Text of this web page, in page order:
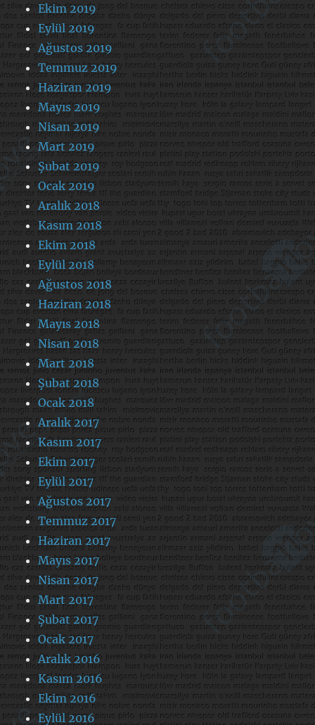
Ekim 2019
Eylül 2019
Ağustos 2019
Temmuz 2019
Haziran 2019
Mayıs 2019
Nisan 2019
Mart 2019
Şubat 2019
Ocak 2019
Aralık 2018
Kasım 2018
Ekim 2018
Eylül 2018
Ağustos 2018
Haziran 2018
Mayıs 2018
Nisan 2018
Mart 2018
Şubat 2018
Ocak 2018
Aralık 2017
Kasım 2017
Ekim 2017
Eylül 2017
Ağustos 2017
Temmuz 2017
Haziran 2017
Mayıs 2017
Nisan 2017
Mart 2017
Şubat 2017
Ocak 2017
Aralık 2016
Kasım 2016
Ekim 2016
Eylül 2016